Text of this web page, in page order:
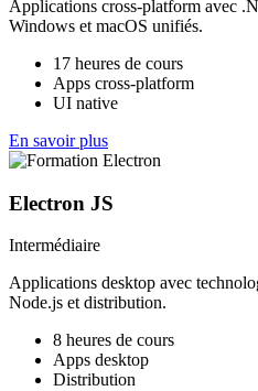
Applications cross-platform avec
Windows et macOS unifiés.
17 heures de cours
Apps cross-platform
UI native
En savoir plus
Electron JS
Intermédiaire
Applications desktop avec
Node.js et distribution.
8 heures de cours
Apps desktop
Distribution